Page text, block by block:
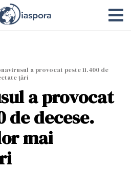
a provocat peste 11.400 de
țări
a provocat
de decese.
mai